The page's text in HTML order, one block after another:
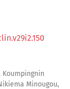
Koumpingnin
Minougou,